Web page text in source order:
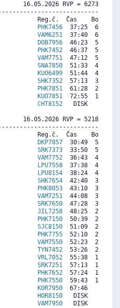
16.05.2026 RVP = 6273/
Reg.č.  Čas    Body
PHK7456
37:25  6614
VAM6251
37:40  6576
Dita
DOB7956
46:23  5252
PHK7452
46:37  5217
Iva
VAM7751
47:12  5128
Dana
SNA7850
51:33  4468
KUO6499
51:44  4440
Jana
SHK7352
57:13  3608
PHK7851
61:28  2962
Jitka
KUO7851
72:55  1224
CHT8152
DISK     0
16.05.2026 RVP = 5218/
Reg.č.  Čas    Body
Jana
DKP7857
30:49  5563
SRK7373
33:50  5107
VAM7752
36:43  4671
LPU7558
37:38  4532
LPU8154
38:24  4416
SHK7654
42:40  3770
Alena
PHK8053
43:10  3694
VAM7251
44:08  3548
SRK7650
47:28  3044
Věra JIL7258
48:25  2900
Lucie
PHK7150
50:39  2562
SJC8150
51:09  2486
PHK7755
52:10  2332
Ilona VAM7550
52:23  2300
Eva TYN7452
53:26  2141
VRL7052
55:38  1808
SRK7251
57:13  1568
PHK7652
57:24  1540
PHK7550
59:43  1190
KOR7950
67:46     0
Iveta
HOR8150
DISK     0
VAM7950
DISK     0